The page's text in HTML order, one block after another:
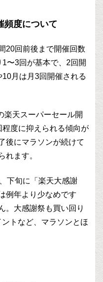
頻度について
20回前後まで開催回数
〜3回が基本で、2回開
月は月3回開催される
楽天スーパーセール開
度に抑えられる傾向が
後にマラソンが続けて
れます。
下旬に「楽天大感謝
例年より少なめです
。大感謝祭も買い回り
トなど、マラソンとほ